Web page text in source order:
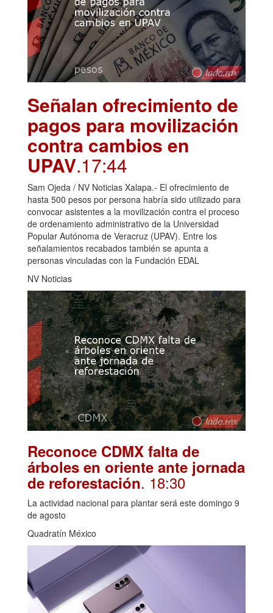
Señalan ofrecimiento de
pagos para movilización
contra cambios en
UPAV.17:44
Sam Ojeda / NV Noticias Xalapa.- El ofrecimiento de
hasta 500 pesos por persona habría sido utilizado para
convocar asistentes a la movilización contra el proceso
de ordenamiento administrativo de la Universidad
Popular Autónoma de Veracruz (UPAV). Entre los
señalamientos recabados también se apunta a
personas vinculadas con la Fundación EDAL
NV Noticias
Reconoce CDMX falta de
árboles en oriente ante jornada
de reforestación. 18:30
La actividad nacional para plantar será este domingo 9
de agosto
Quadratín México